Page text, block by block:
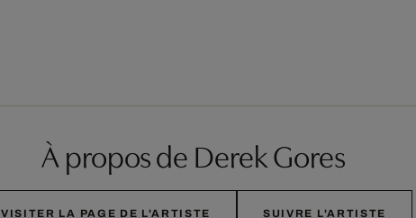
À propos de Derek Gores
VISITER LA PAGE DE L'ARTISTE SUIVRE L'ARTISTE